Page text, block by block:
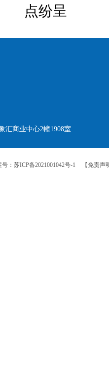
点纷呈
汇商业中心2幢1908室
号：苏ICP备2021001042号-1 【免责声